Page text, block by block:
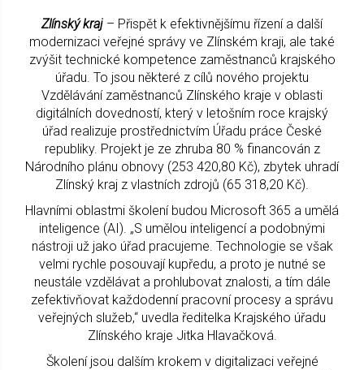
Zlínský kraj – Přispět k efektivnějšímu řízení a další
modernizaci veřejné správy ve Zlínském kraji, ale také
zvýšit technické kompetence zaměstnanců krajského
úřadu. To jsou některé z cílů nového projektu
Vzdělávání zaměstnanců Zlínského kraje v oblasti
digitálních dovedností, který v letošním roce krajský
úřad realizuje prostřednictvím Úřadu práce České
republiky. Projekt je ze zhruba 80 % financován z
Národního plánu obnovy (253 420,80 Kč), zbytek uhradí
Zlínský kraj z vlastních zdrojů (65 318,20 Kč).
Hlavními oblastmi školení budou Microsoft 365 a umělá
inteligence (AI). „S umělou inteligencí a podobnými
nástroji už jako úřad pracujeme. Technologie se však
velmi rychle posouvají kupředu, a proto je nutné se
neustále vzdělávat a prohlubovat znalosti, a tím dále
zefektivňovat každodenní pracovní procesy a správu
veřejných služeb,“ uvedla ředitelka Krajského úřadu
Zlínského kraje Jitka Hlavačková.
Školení jsou dalším krokem v digitalizaci veřejné